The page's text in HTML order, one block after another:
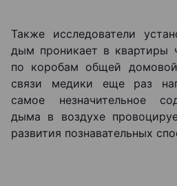
Также исследователи
дым проникает в квартиры
по коробам общей
связи медики еще раз
самое незначительное
дыма в воздухе
развития познавательных